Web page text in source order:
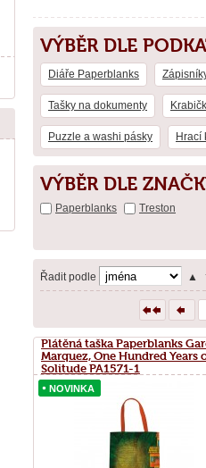
VÝBĚR DLE
Diáře Paperblanks
Tašky na dokumenty
Puzzle a washi pásky Hrací
VÝBĚR DLE
Paperblanks Treston
Řadit podle ▲
Plátěná taška Paperblanks
Marquez, One Hundred Years
Solitude PA1571-1
NOVINKA
NOVINKA